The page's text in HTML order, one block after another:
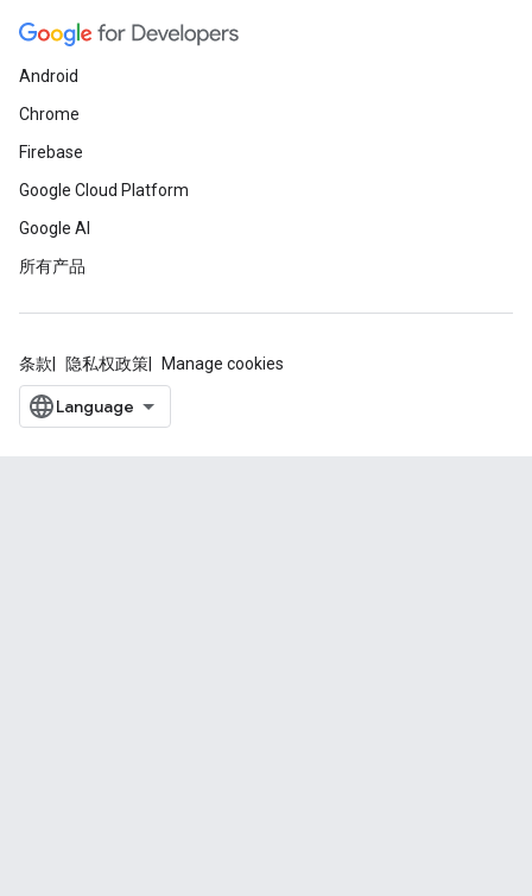
Android
Chrome
Firebase
Google Cloud Platform
Google AI
所有产品
条款 隐私权政策 Manage cookies